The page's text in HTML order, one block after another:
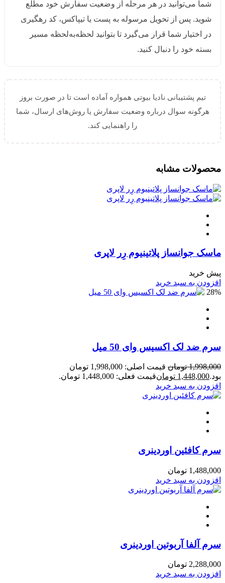
شما می‌توانید در هر مرحله از وضعیت سفارش خود مطلع
شوید. پس از تحویل مرسوله به پست یا تیپاکس، کد رهگیری
در اختیار شما قرار می‌گیرد تا بتوانید لحظه‌به‌لحظه مسیر
بسته خود را دنبال کنید.
تیم پشتیبانی نادیا بیوتی همواره آماده است تا در صورت بروز
هرگونه سوال درباره وضعیت سفارش یا روش‌های ارسال، شما
را راهنمایی کند.
محصولات مشابه
ماسک جوانساز پلاتینیوم رِر لاپری
پیش خرید
افزودن به سبد خرید
28%
سرم ضد لک اکسیس وای 50 میل
1,998,000 تومان
قیمت اصلی: 1,998,000 تومان
بود.1,448,000 تومانقیمت فعلی: 1,448,000 تومان.
افزودن به سبد خرید
سرم کافئین اوردینری
1,488,000 تومان
افزودن به سبد خرید
سرم آلفا آربوتین اوردینری
2,288,000 تومان
افزودن به سبد خرید